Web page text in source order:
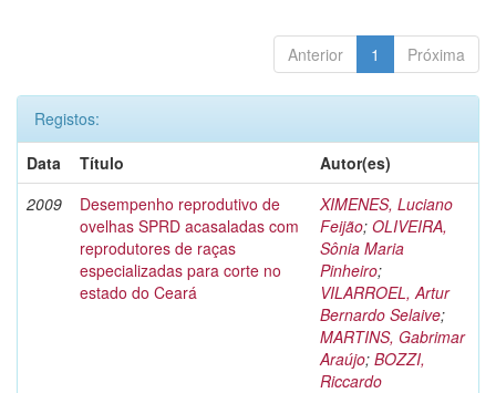
Anterior 1 Próxima
Registos:
Data
Título
Autor(es)
2009
Desempenho reprodutivo de
ovelhas SPRD acasaladas com
reprodutores de raças
especializadas para corte no
estado do Ceará
XIMENES, Luciano
Feijão; OLIVEIRA,
Sônia Maria
Pinheiro;
VILARROEL, Artur
Bernardo Selaive;
MARTINS, Gabrimar
Araújo; BOZZI,
Riccardo